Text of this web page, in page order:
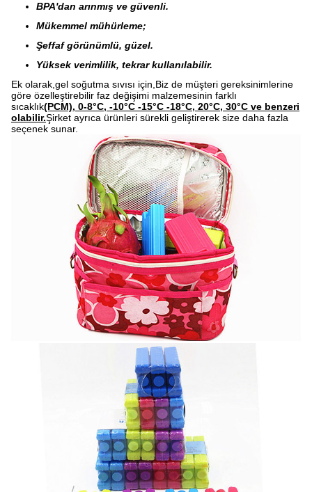
BPA'dan arınmış ve güvenli.
Mükemmel mühürleme;
Şeffaf görünümlü, güzel.
Yüksek verimlilik, tekrar kullanılabilir.
Ek olarak,gel soğutma sıvısı için,Biz de müşteri gereksinimlerine
göre özelleştirebilir faz değişimi malzemesinin farklı
sıcaklık(PCM), 0-8°C, -10°C -15°C -18°C, 20°C, 30°C ve benzeri
olabilir.Şirket ayrıca ürünleri sürekli geliştirerek size daha fazla
seçenek sunar.